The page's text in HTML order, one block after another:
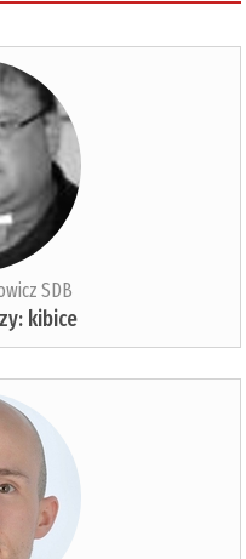
SDB
kibice